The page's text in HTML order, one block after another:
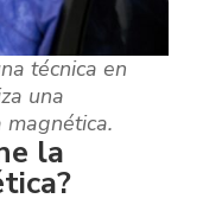
técnica en
una
magnética.
la